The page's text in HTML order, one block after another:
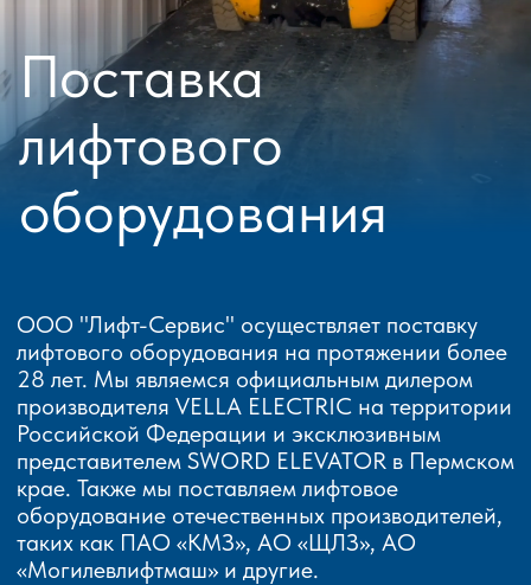
Поставка
лифтового
оборудования
ООО "Лифт-Сервис" осуществляет поставку
лифтового оборудования на протяжении более
28 лет. Мы являемся официальным дилером
производителя VELLA ELECTRIC на территории
Российской Федерации и эксклюзивным
представителем SWORD ELEVATOR в Пермском
крае. Также мы поставляем лифтовое
оборудование отечественных производителей,
таких как ПАО «КМЗ», АО «ЩЛЗ», АО
«Могилевлифтмаш» и другие.